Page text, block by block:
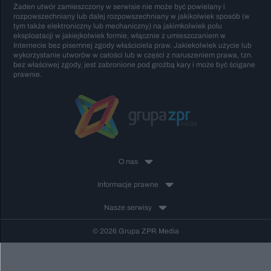
Żaden utwór zamieszczony w serwisie nie może być powielany i
rozpowszechniany lub dalej rozpowszechniany w jakikolwiek sposób (w
tym także elektroniczny lub mechaniczny) na jakimkolwiek polu
eksploatacji w jakiejkolwiek formie, włącznie z umieszczaniem w
Internecie bez pisemnej zgody właściciela praw. Jakiekolwiek użycie lub
wykorzystanie utworów w całości lub w części z naruszeniem prawa, tzn.
bez właściwej zgody, jest zabronione pod groźbą kary i może być ścigane
prawnie.
O nas
Informacje prawne
Nasze serwisy
© 2026 Grupa ZPR Media